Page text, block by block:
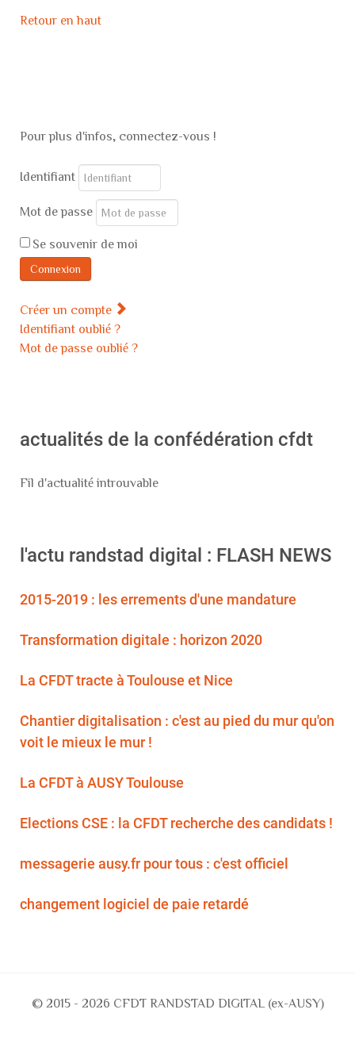
Retour en haut
Pour plus d'infos, connectez-vous !
Identifiant
Mot de passe
Se souvenir de moi
Connexion
Créer un compte
Identifiant oublié ?
Mot de passe oublié ?
actualités de la confédération cfdt
Fil d'actualité introuvable
l'actu randstad digital : FLASH NEWS
2015-2019 : les errements d'une mandature
Transformation digitale : horizon 2020
La CFDT tracte à Toulouse et Nice
Chantier digitalisation : c'est au pied du mur qu'on
voit le mieux le mur !
La CFDT à AUSY Toulouse
Elections CSE : la CFDT recherche des candidats !
messagerie ausy.fr pour tous : c'est officiel
changement logiciel de paie retardé
© 2015 - 2026 CFDT RANDSTAD DIGITAL (ex-AUSY)